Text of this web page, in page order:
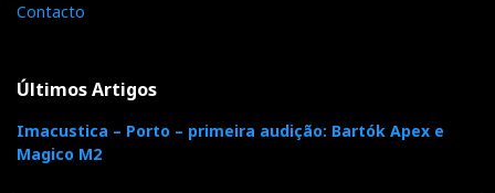
Contacto
Últimos Artigos
Imacustica – Porto – primeira audição: Bartók Apex e
Magico M2